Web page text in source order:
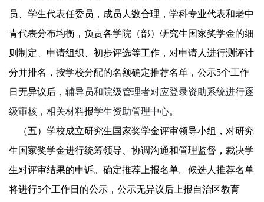
员、学生代表任委员， 成员人数合理，学科专业代表和老中
青代表分布均衡， 负责各学院 （部） 研究生国家奖学金的细
则制定、 申请组织、初步评选等工作，对申请人进行测评计
分并排名，按学校分配的名额确定推荐名单，公示5个工作
日无异议后 ， 辅导员和院级管理者对应登录资助系统进行逐
级审核 ，相关材料报学生资助管理中心。
（五）学校成立研究生国家奖学金评审领导小组 ，对研究
生国家奖学金进行统筹领导、协调沟通和管理监督，裁决学
生对评审结果的申诉。确定推荐上报名单。候选人推荐名单
将进行5个工作日的公示，公示无异议后上报自治区教育